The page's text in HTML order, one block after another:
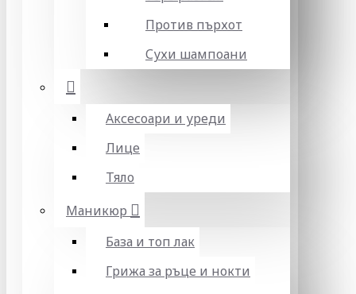
Против пърхот
Сухи шампоани
Аксесоари и уреди
Лице
Тяло
Маникюр
База и топ лак
Грижа за ръце и нокти